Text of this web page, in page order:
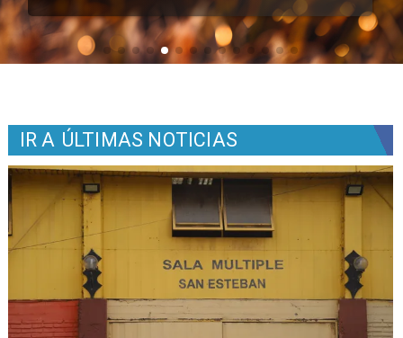
IR A ÚLTIMAS NOTICIAS